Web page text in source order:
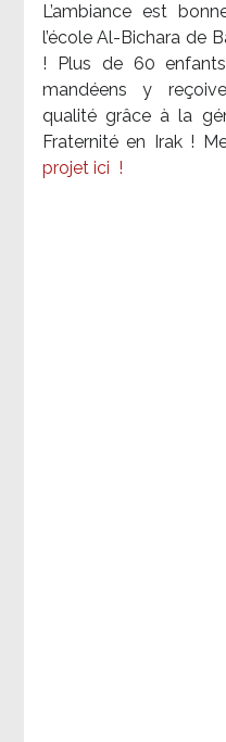
L’ambiance est
l’école Al-Bichara de
! Plus de 60
mandéens y
qualité grâce à la
Fraternité en Irak !
projet ici !